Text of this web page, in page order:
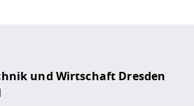
und Wirtschaft Dresden